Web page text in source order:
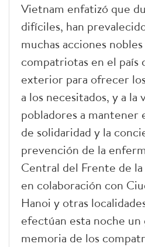
Vietnam enfatizó que
difíciles, han
muchas acciones
compatriotas en el país
exterior para ofrecer
a los necesitados, y a la
pobladores a mantener
de solidaridad y la
prevención de la
Central del Frente de
en colaboración con
Hanoi y otras
efectúan esta noche
memoria de los